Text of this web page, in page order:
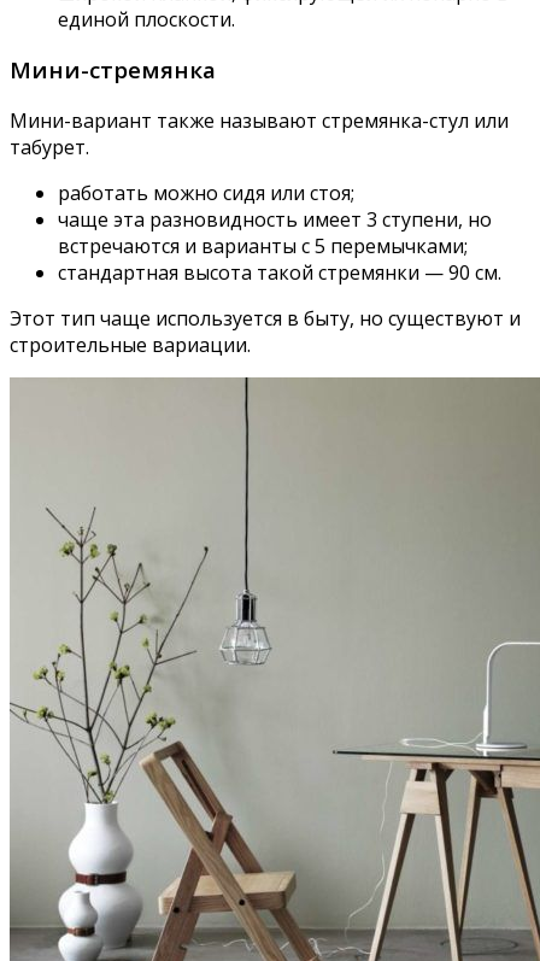
единой плоскости.
Мини-стремянка
Мини-вариант также называют стремянка-стул или
табурет.
работать можно сидя или стоя;
чаще эта разновидность имеет 3 ступени, но
встречаются и варианты с 5 перемычками;
стандартная высота такой стремянки — 90 см.
Этот тип чаще используется в быту, но существуют и
строительные вариации.